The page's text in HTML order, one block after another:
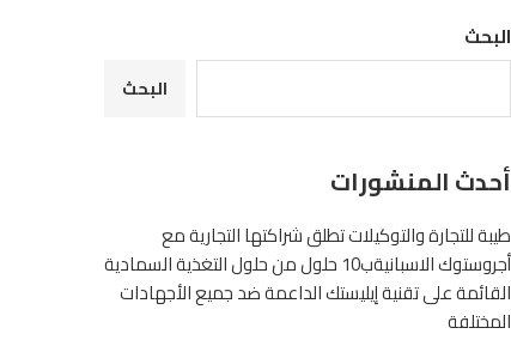
البحث
البحث
أحدث المنشورات
طيبة للتجارة والتوكيلات تطلق شراكتها التجارية مع
أجروستوك الاسبانيةب10 حلول من حلول التغذية السمادية
القائمة على تقنية إيليستك الداعمة ضد جميع الأجهادات
المختلفة